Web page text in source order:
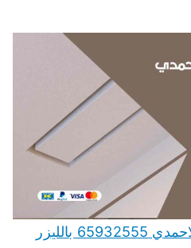
عمل فتحات في الجبس الاحمدي 65932555 بالليزر